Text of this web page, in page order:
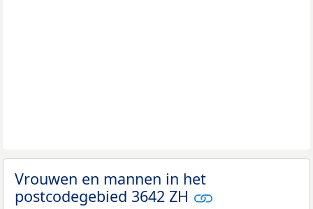
Vrouwen en mannen in het
postcodegebied 3642 ZH